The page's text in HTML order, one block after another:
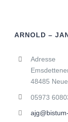
ARNOLD –
Adresse
48485
05973